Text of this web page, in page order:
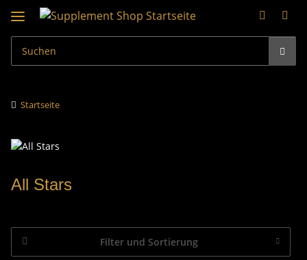
Startseite
All Stars
Filter und Sortierung